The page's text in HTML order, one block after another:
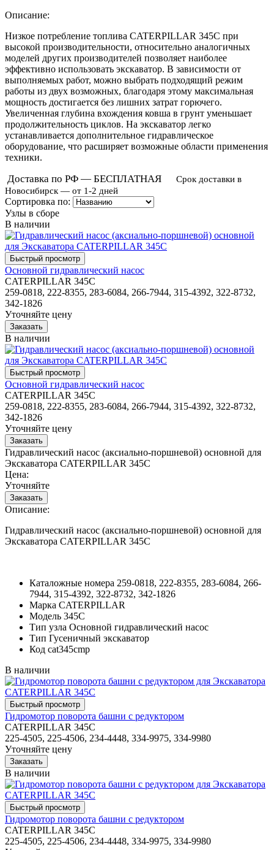
Описание:
Низкое потребление топлива CATERPILLAR 345C при
высокой производительности, относительно аналогичных
моделей других производителей позволяет наиболее
эффективно использовать экскаватор. В зависимости от
выполняемых работ, можно выбрать подходящий режим
работы из двух возможных, благодаря этому максимальная
мощность достигается без лишних затрат горючего.
Увеличенная глубина вхождения ковша в грунт уменьшает
продолжительность циклов. На экскаватор легко
устанавливается дополнительное гидравлическое
оборудование, что расширяет возможные области применения
техники.
Доставка по РФ — БЕСПЛАТНАЯ
Срок доставки в
Новосибирск — от 1-2 дней
Сортировка по:
Узлы в сборе
В наличии
Основной гидравлический насос
CATERPILLAR 345C
259-0818, 222-8355, 283-6084, 266-7944, 315-4392, 322-8732,
342-1826
Уточняйте цену
В наличии
Основной гидравлический насос
CATERPILLAR 345C
259-0818, 222-8355, 283-6084, 266-7944, 315-4392, 322-8732,
342-1826
Уточняйте цену
Гидравлический насос (аксиально-поршневой) основной для
Экскаватора CATERPILLAR 345C
Цена:
Уточняйте
Описание:
Гидравлический насос (аксиально-поршневой) основной для
Экскаватора CATERPILLAR 345C
Каталожные номера 259-0818, 222-8355, 283-6084, 266-
7944, 315-4392, 322-8732, 342-1826
Марка CATERPILLAR
Модель 345C
Тип узла Основной гидравлический насос
Тип Гусеничный экскаватор
Код cat345cmp
В наличии
Гидромотор поворота башни с редуктором
CATERPILLAR 345C
225-4505, 225-4506, 234-4448, 334-9975, 334-9980
Уточняйте цену
В наличии
Гидромотор поворота башни с редуктором
CATERPILLAR 345C
225-4505, 225-4506, 234-4448, 334-9975, 334-9980